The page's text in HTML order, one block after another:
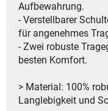
Aufbewahrung.
- Verstellbarer
für angenehmes
- Zwei robuste
besten Komfort.
> Material: 100%
Langlebigkeit und